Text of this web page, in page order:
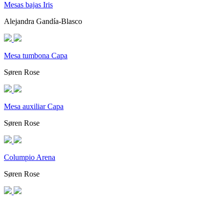
Mesas bajas Iris
Alejandra Gandía-Blasco
Mesa tumbona Capa
Søren Rose
Mesa auxiliar Capa
Søren Rose
Columpio Arena
Søren Rose